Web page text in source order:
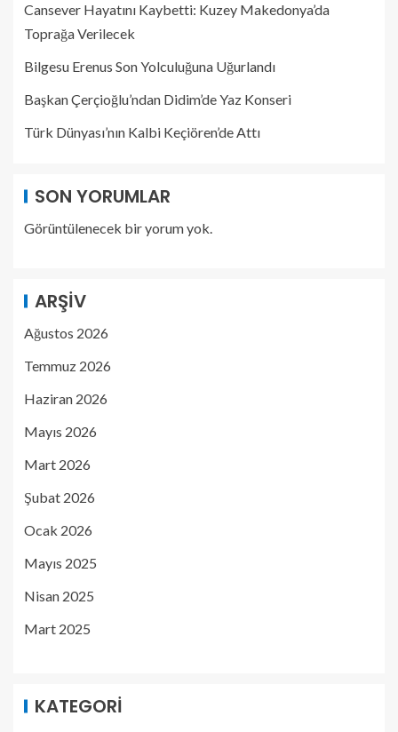
Cansever Hayatını Kaybetti: Kuzey Makedonya’da
Toprağa Verilecek
Bilgesu Erenus Son Yolculuğuna Uğurlandı
Başkan Çerçioğlu’ndan Didim’de Yaz Konseri
Türk Dünyası’nın Kalbi Keçiören’de Attı
SON YORUMLAR
Görüntülenecek bir yorum yok.
ARŞIV
Ağustos 2026
Temmuz 2026
Haziran 2026
Mayıs 2026
Mart 2026
Şubat 2026
Ocak 2026
Mayıs 2025
Nisan 2025
Mart 2025
KATEGORI